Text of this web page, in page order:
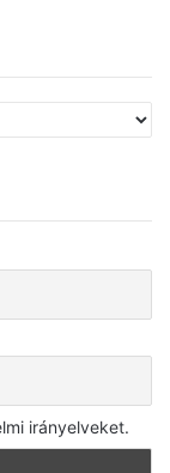
irányelveket.